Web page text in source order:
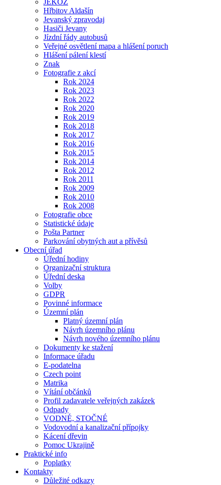
JEKOZ
Hřbitov Aldašín
Jevanský zpravodaj
Hasiči Jevany
Jízdní řády autobusů
Veřejné osvětlení mapa a hlášení poruch
Hlášení pálení klestí
Znak
Fotografie z akcí
Rok 2024
Rok 2023
Rok 2022
Rok 2020
Rok 2019
Rok 2018
Rok 2017
Rok 2016
Rok 2015
Rok 2014
Rok 2012
Rok 2011
Rok 2009
Rok 2010
Rok 2008
Fotografie obce
Statistické údaje
Pošta Partner
Parkování obytných aut a přívěsů
Obecní úřad
Úřední hodiny
Organizační struktura
Úřední deska
Volby
GDPR
Povinné informace
Územní plán
Platný územní plán
Návrh územního plánu
Návrh nového územního plánu
Dokumenty ke stažení
Informace úřadu
E-podatelna
Czech point
Matrika
Vítání občánků
Profil zadavatele veřejných zakázek
Odpady
VODNÉ, STOČNÉ
Vodovodní a kanalizační přípojky
Kácení dřevin
Pomoc Ukrajině
Praktické info
Poplatky
Kontakty
Důležité odkazy